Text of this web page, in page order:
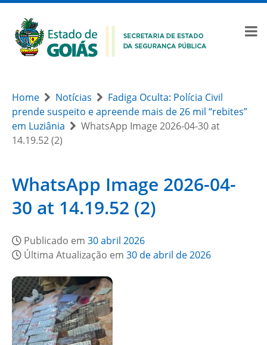
Home Notícias
Fadiga Oculta: Polícia Civil
prende suspeito e apreende mais de 26 mil “rebites”
em Luziânia
WhatsApp Image 2026-04-30 at
14.19.52 (2)
WhatsApp Image 2026-04-
30 at 14.19.52 (2)
Publicado em 30 abril 2026
Última Atualização em 30 de abril de 2026